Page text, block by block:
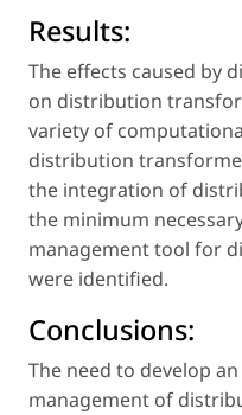
Results:
The effects caused by
on distribution
variety of
distribution
the integration of
the minimum
management tool for
were identified.
Conclusions:
The need to develop
management of